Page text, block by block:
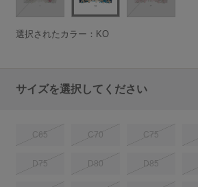
選択されたカラー：KO
サイズを選択してください
C65 C70 C75
D75 D80 D85